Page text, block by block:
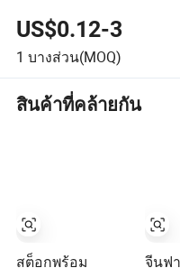
US$0.12-3
1 บางส่วน(MOQ)
สินค้าที่คล้ายกัน
สต็อกพร้อม
จีนฟ